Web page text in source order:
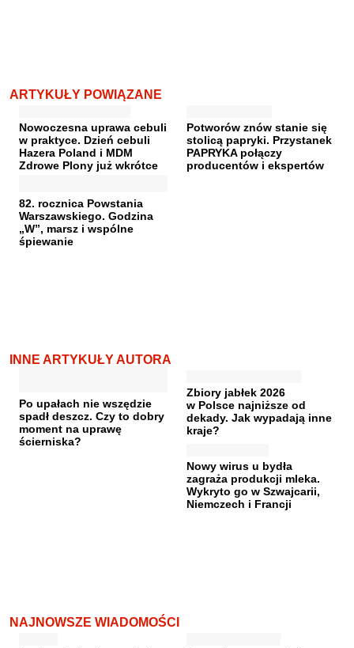
ARTYKUŁY POWIĄZANE
Nowoczesna uprawa cebuli
w praktyce. Dzień cebuli
Hazera Poland i MDM
Zdrowe Plony już wkrótce
Potworów znów stanie się
stolicą papryki. Przystanek
PAPRYKA połączy
producentów i ekspertów
82. rocznica Powstania
Warszawskiego. Godzina
„W”, marsz i wspólne
śpiewanie
INNE ARTYKUŁY AUTORA
Po upałach nie wszędzie
spadł deszcz. Czy to dobry
moment na uprawę
ścierniska?
Zbiory jabłek 2026
w Polsce najniższe od
dekady. Jak wypadają inne
kraje?
Nowy wirus u bydła
zagraża produkcji mleka.
Wykryto go w Szwajcarii,
Niemczech i Francji
NAJNOWSZE WIADOMOŚCI